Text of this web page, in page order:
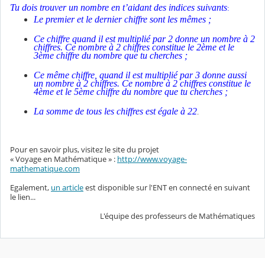
Tu dois trouver un nombre en t’aidant des indices suivants:
Le premier et le dernier chiffre sont les mêmes ;
Ce chiffre quand il est multiplié par 2 donne un nombre à 2
chiffres. Ce nombre à 2 chiffres constitue le 2ème et le
3ème chiffre du nombre que tu cherches ;
Ce même chiffre, quand il est multiplié par 3 donne aussi
un nombre à 2 chiffres. Ce nombre à 2 chiffres constitue le
4ème et le 5ème chiffre du nombre que tu cherches ;
La somme de tous les chiffres est égale à 22.
Pour en savoir plus, visitez le site du projet
«Voyageen Mathématique » : http://www.voyage-
mathematique.com
Egalement, un articleest disponible sur l'ENT en connecté en suivant
le lien...
L'équipe des professeurs de Mathématiques